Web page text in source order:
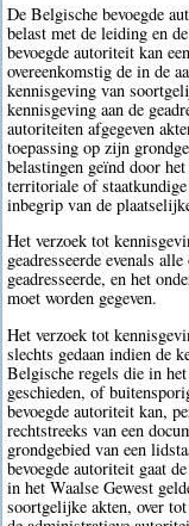
De Belgische bevoegde
belast met de leiding en
bevoegde autoriteit kan
overeenkomstig de in de
kennisgeving van
kennisgeving aan de
autoriteiten afgegeven
toepassing op zijn
belastingen geïnd door
territoriale of
inbegrip van de
Het verzoek tot
geadresseerde evenals
geadresseerde, en het
moet worden gegeven.
Het verzoek tot
slechts gedaan indien de
Belgische regels die in
geschieden, of
bevoegde autoriteit kan,
rechtstreeks van een
grondgebied van een
bevoegde autoriteit gaat
in het Waalse Gewest
soortgelijke akten, over